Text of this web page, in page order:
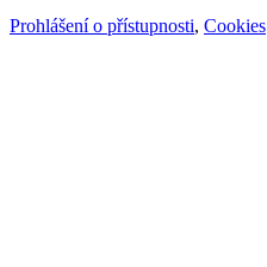
Prohlášení o přístupnosti, Cookies